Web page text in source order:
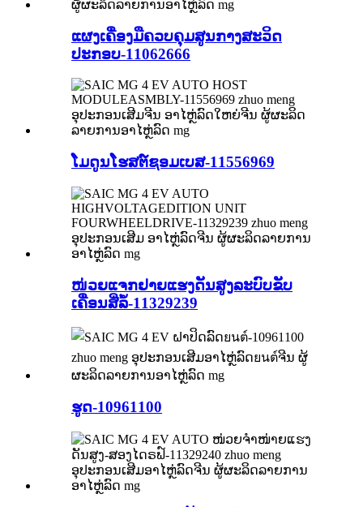
ແຜງເຄື່ອງມືຄວບຄຸມສູນກາງສະວິດ
ປະກອບ-11062666
ໂມດູນໂຮສຕ໌ຊອມເບສ-11556969
ໜ່ວຍແຈກຢາຍແຮງດັນສູງລະບົບຂັບ
ເຄື່ອນສີ່ລໍ້-11329239
ຮູດ-10961100